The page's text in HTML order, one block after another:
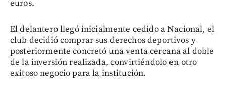
euros.
El delantero llegó inicialmente cedido a Nacional, el
club decidió comprar sus derechos deportivos y
posteriormente concretó una venta cercana al doble
de la inversión realizada, convirtiéndolo en otro
exitoso negocio para la institución.